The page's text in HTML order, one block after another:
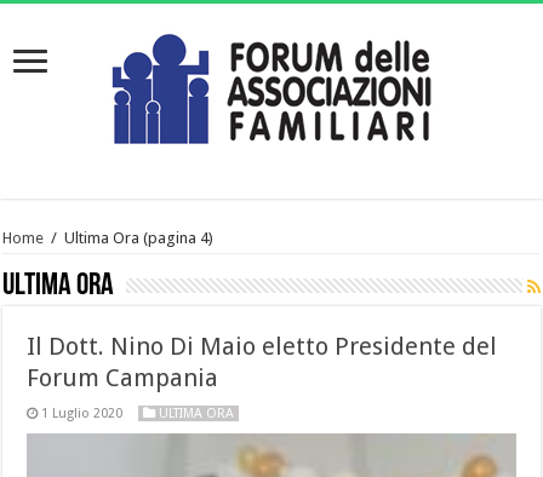
Home / Ultima Ora (pagina 4)
Ultima Ora
Il Dott. Nino Di Maio eletto Presidente del
Forum Campania
1 Luglio 2020 ULTIMA ORA